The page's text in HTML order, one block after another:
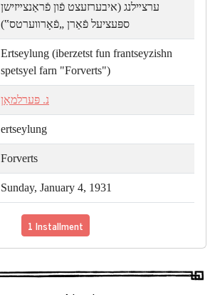
ערצײלנג (איבערזעצט פֿון פֿראַנצײזישן
ספּעציעל פֿאַרן „פֿאָרװערטס‟)
Ertseylung (iberzetst fun frantseyzishn
spetsyel farn "Forverts")
נ. פּערלמאַן
ertseylung
Forverts
Sunday, January 4, 1931
1 Installment